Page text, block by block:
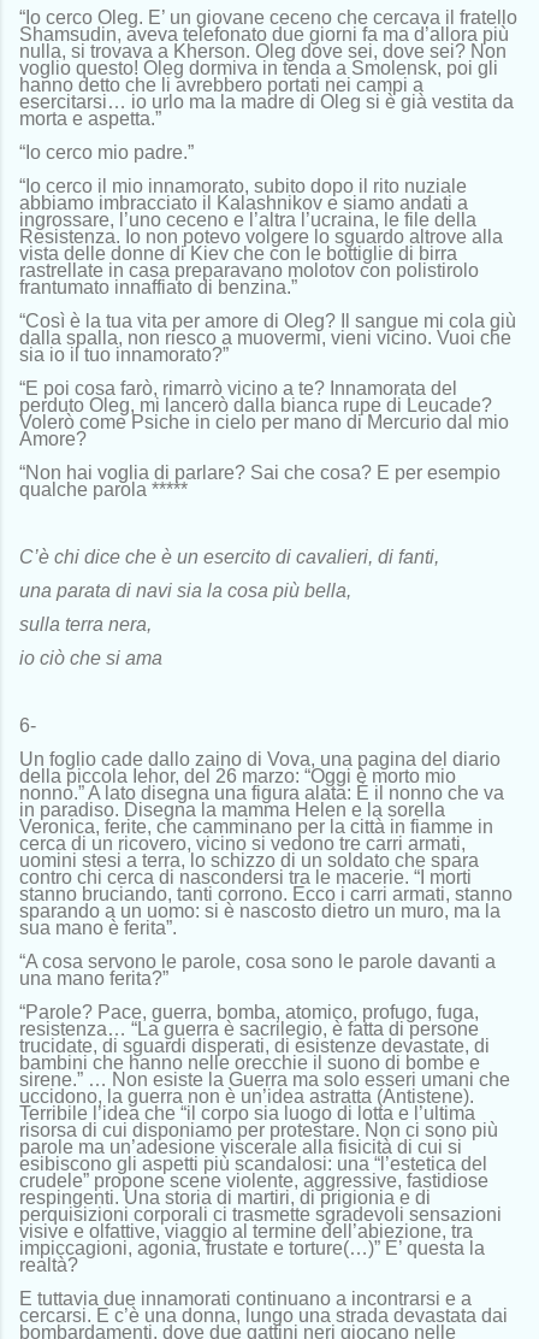
“Io cerco Oleg. E’ un giovane ceceno che cercava il fratello
Shamsudin, aveva telefonato due giorni fa ma d’allora più
nulla, si trovava a Kherson. Oleg dove sei, dove sei? Non
voglio questo! Oleg dormiva in tenda a Smolensk, poi gli
hanno detto che li avrebbero portati nei campi a
esercitarsi… io urlo ma la madre di Oleg si è già vestita da
morta e aspetta.”
“Io cerco mio padre.”
“Io cerco il mio innamorato, subito dopo il rito nuziale
abbiamo imbracciato il Kalashnikov e siamo andati a
ingrossare, l’uno ceceno e l’altra l’ucraina, le file della
Resistenza. Io non potevo volgere lo sguardo altrove alla
vista delle donne di Kiev che con le bottiglie di birra
rastrellate in casa preparavano molotov con polistirolo
frantumato innaffiato di benzina.”
“Così è la tua vita per amore di Oleg? Il sangue mi cola giù
dalla spalla, non riesco a muovermi, vieni vicino. Vuoi che
sia io il tuo innamorato?”
“E poi cosa farò, rimarrò vicino a te? Innamorata del
perduto Oleg, mi lancerò dalla bianca rupe di Leucade?
Volerò come Psiche in cielo per mano di Mercurio dal mio
Amore?
“Non hai voglia di parlare? Sai che cosa? E per esempio
qualche parola *****
C’è chi dice che è un esercito di cavalieri, di fanti,
una parata di navi sia la cosa più bella,
sulla terra nera,
io ciò che si ama
6-
Un foglio cade dallo zaino di Vova, una pagina del diario
della piccola Iehor, del 26 marzo: “Oggi è morto mio
nonno.” A lato disegna una figura alata: È il nonno che va
in paradiso. Disegna la mamma Helen e la sorella
Veronica, ferite, che camminano per la città in fiamme in
cerca di un ricovero, vicino si vedono tre carri armati,
uomini stesi a terra, lo schizzo di un soldato che spara
contro chi cerca di nascondersi tra le macerie. “I morti
stanno bruciando, tanti corrono. Ecco i carri armati, stanno
sparando a un uomo: si è nascosto dietro un muro, ma la
sua mano è ferita”.
“A cosa servono le parole, cosa sono le parole davanti a
una mano ferita?”
“Parole? Pace, guerra, bomba, atomico, profugo, fuga,
resistenza… “La guerra è sacrilegio, è fatta di persone
trucidate, di sguardi disperati, di esistenze devastate, di
bambini che hanno nelle orecchie il suono di bombe e
sirene.” … Non esiste la Guerra ma solo esseri umani che
uccidono, la guerra non è un’idea astratta (Antistene).
Terribile l’idea che “il corpo sia luogo di lotta e l’ultima
risorsa di cui disponiamo per protestare. Non ci sono più
parole ma un’adesione viscerale alla fisicità di cui si
esibiscono gli aspetti più scandalosi: una “l’estetica del
crudele” propone scene violente, aggressive, fastidiose
respingenti. Una storia di martiri, di prigionia e di
perquisizioni corporali ci trasmette sgradevoli sensazioni
visive e olfattive, viaggio al termine dell’abiezione, tra
impiccagioni, agonia, frustate e torture(…)” E’ questa la
realtà?
E tuttavia due innamorati continuano a incontrarsi e a
cercarsi. E c’è una donna, lungo una strada devastata dai
bombardamenti, dove due gattini neri giocano nelle